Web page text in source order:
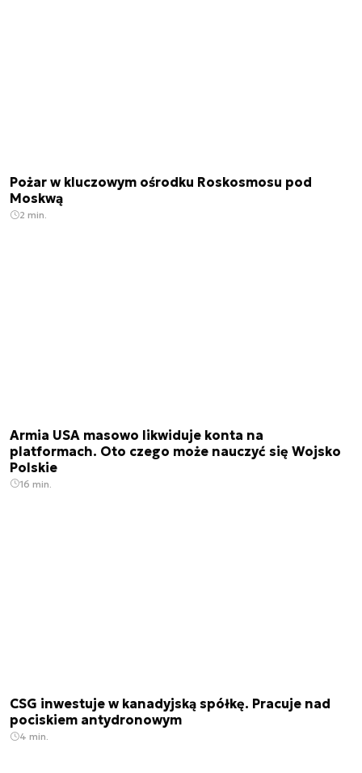
Pożar w kluczowym ośrodku Roskosmosu pod
Moskwą
2 min.
Armia USA masowo likwiduje konta na
platformach. Oto czego może nauczyć się Wojsko
Polskie
16 min.
CSG inwestuje w kanadyjską spółkę. Pracuje nad
pociskiem antydronowym
4 min.